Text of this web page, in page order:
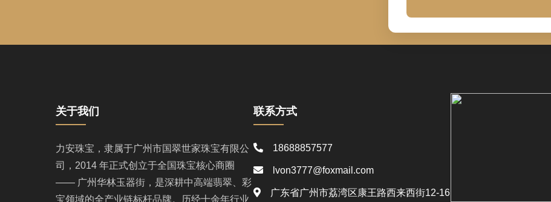
关于我们
力安珠宝，隶属于广州市国翠世家珠宝有限公
司，2014 年正式创立于全国珠宝核心商圈
—— 广州华林玉器街，是深耕中高端翡翠、彩
宝领域的全产业链标杆品牌。历经十余年行业
联系方式
18688857577
lvon3777@foxmail.com
广东省广州市荔湾区康王路西来西街12-16